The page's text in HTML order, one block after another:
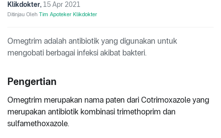
Klikdokter, 15 Apr 2021
Ditinjau Oleh Tim Apoteker Klikdokter
Omegtrim adalah antibiotik yang digunakan untuk
mengobati berbagai infeksi akibat bakteri.
Pengertian
Omegtrim merupakan nama paten dari Cotrimoxazole yang
merupakan antibiotik kombinasi trimethoprim dan
sulfamethoxazole.